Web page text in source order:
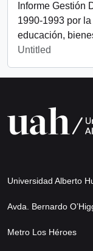
Informe Gestión
1990-1993 por
educación,
Untitled
Universidad Alberto
Avda. Bernardo
Metro Los Héroes